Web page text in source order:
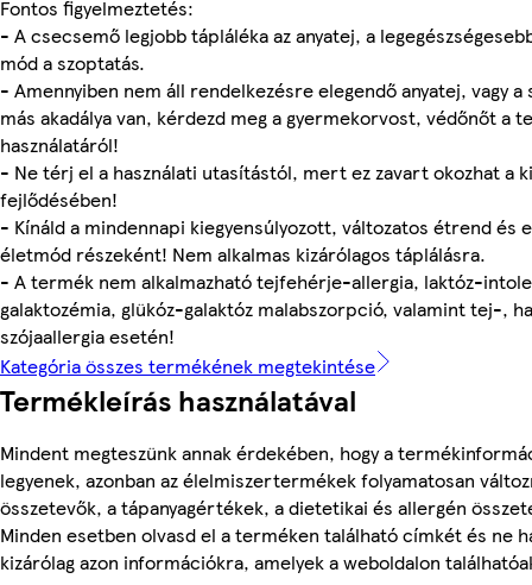
Fontos figyelmeztetés:
- A csecsemő legjobb tápláléka az anyatej, a
mód a szoptatás.
- Amennyiben nem áll rendelkezésre elegendő anyatej, vagy a
más akadálya van, kérdezd meg a gyermekorvost, védőnőt a
használatáról!
- Ne térj el a használati utasítástól, mert ez zavart okozhat a
fejlődésében!
- Kínáld a mindennapi kiegyensúlyozott, változatos étrend és
életmód részeként! Nem alkalmas kizárólagos táplálásra.
- A termék nem alkalmazható tejfehérje-allergia, laktóz-
galaktozémia, glükóz-galaktóz malabszorpció, valamint tej-,
szójaallergia esetén!
Kategória összes termékének megtekintése
Termékleírás használatával
Mindent megteszünk annak érdekében, hogy a
legyenek, azonban az élelmiszertermékek folyamatosan
összetevők, a tápanyagértékek, a dietetikai és allergén
Minden esetben olvasd el a terméken található címkét és ne
kizárólag azon információkra, amelyek a weboldalon